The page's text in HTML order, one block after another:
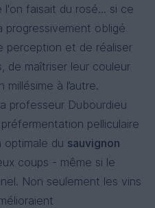
faisait du rosé... si ce
progressivement obligé
perception et de réaliser
de maîtriser leur couleur
millésime à l’autre.
professeur Dubourdieu
pelliculaire
optimale du sauvignon
coups - même si le
Non seulement les vins